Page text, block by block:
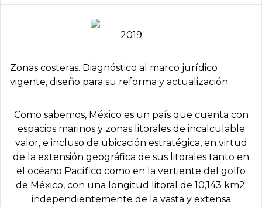
2019
Zonas costeras. Diagnóstico al marco jurídico
vigente, diseño para su reforma y actualización
Como sabemos, México es un país que cuenta con
espacios marinos y zonas litorales de incalculable
valor, e incluso de ubicación estratégica, en virtud
de la extensión geográfica de sus litorales tanto en
el océano Pacífico como en la vertiente del golfo
de México, con una longitud litoral de 10,143 km2;
independientemente de la vasta y extensa